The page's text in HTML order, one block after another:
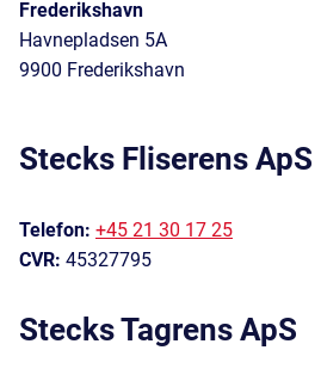
Frederikshavn
Havnepladsen 5A
9900 Frederikshavn
Stecks Fliserens ApS
Telefon: +45 21 30 17 25
CVR: 45327795
Stecks Tagrens ApS